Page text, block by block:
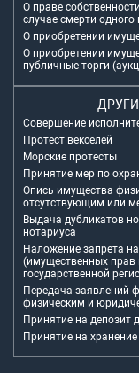
О праве
случае смерти одного
О приобретении
О приобретении
публичные торги
Совершение
Протест векселей
Морские протесты
Принятие мер по
Опись имущества
отсутствующим или
Выдача дубликатов
нотариуса
Наложение запрета
(имущественных
государственной
Передача заявлений
физическим и
Принятие на депозит
Принятие на